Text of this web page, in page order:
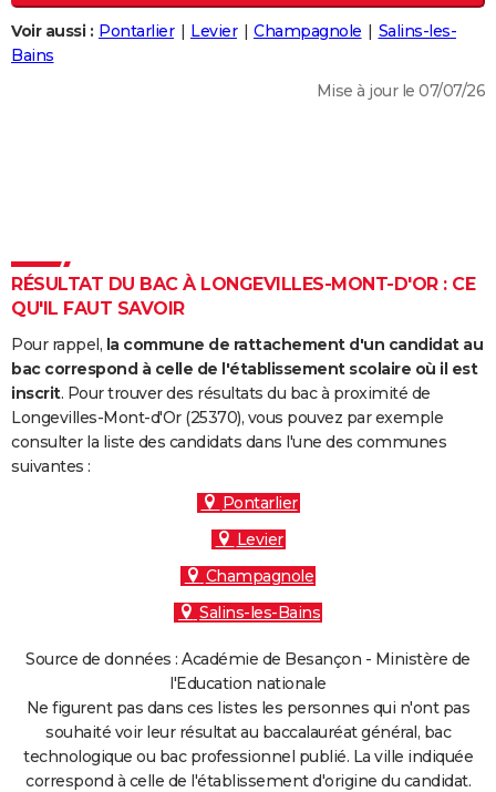
Destinations
City break
Voyage nature
Voyage de noces
Forum
Climat
+
PHOTO
COPAINS D'AVANT
S'inscrire
Se connecter
Lycées
Collèges
Primaires
Universités
Entreprises
Service militaire
Avis de recherche
AVIS DE DÉCÈS
FORUM
Bricolage
Lifestyle
Culture
Sport
Auto
Television
Voyage
Cinema
Voir aussi : Pontarlier Levier Champagnole
Salins-les-
Bains
Mise à jour le 07/07/26
RÉSULTAT DU BAC À LONGEVILLES-MONT-D'OR : CE
QU'IL FAUT SAVOIR
Pour rappel, la commune de rattachement d'un candidat au
bac correspond à celle de l'établissement scolaire où il est
inscrit. Pour trouver des résultats du bac à proximité de
Longevilles-Mont-d'Or (25370), vous pouvez par exemple
consulter la liste des candidats dans l'une des communes
suivantes :
Pontarlier
Levier
Champagnole
Salins-les-Bains
Source de données : Académie de Besançon - Ministère de
l'Education nationale
Ne figurent pas dans ces listes les personnes qui n'ont pas
souhaité voir leur résultat au baccalauréat général, bac
technologique ou bac professionnel publié. La ville indiquée
correspond à celle de l'établissement d'origine du candidat.